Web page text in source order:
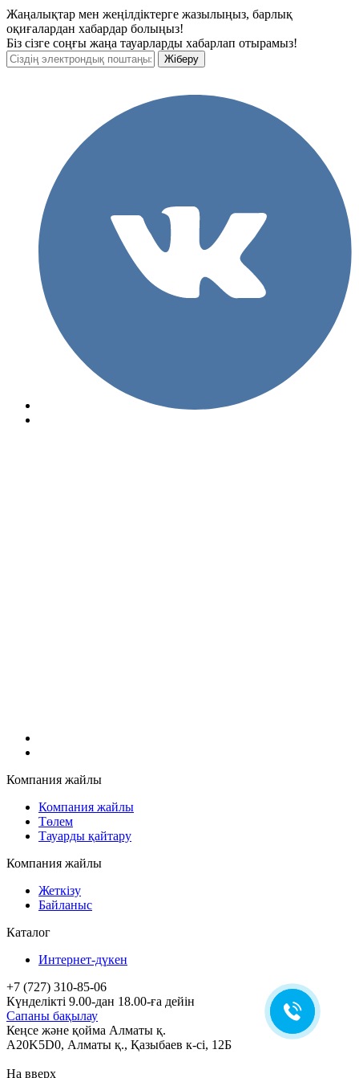
Жаңалықтар мен жеңілдіктерге жазылыңыз, барлық
оқиғалардан хабардар болыңыз!
Біз сізге соңғы жаңа тауарларды хабарлап отырамыз!
Компания жайлы
Компания жайлы
Төлем
Тауарды қайтару
Компания жайлы
Жеткізу
Байланыс
Каталог
Интернет-дүкен
+7 (727) 310-85-06
Күнделікті 9.00-дан 18.00-ға дейін
Сапаны бақылау
Кеңсе және қойма Алматы қ.
A20K5D0, Алматы қ., Қазыбаев к-сі, 12Б
На вверх